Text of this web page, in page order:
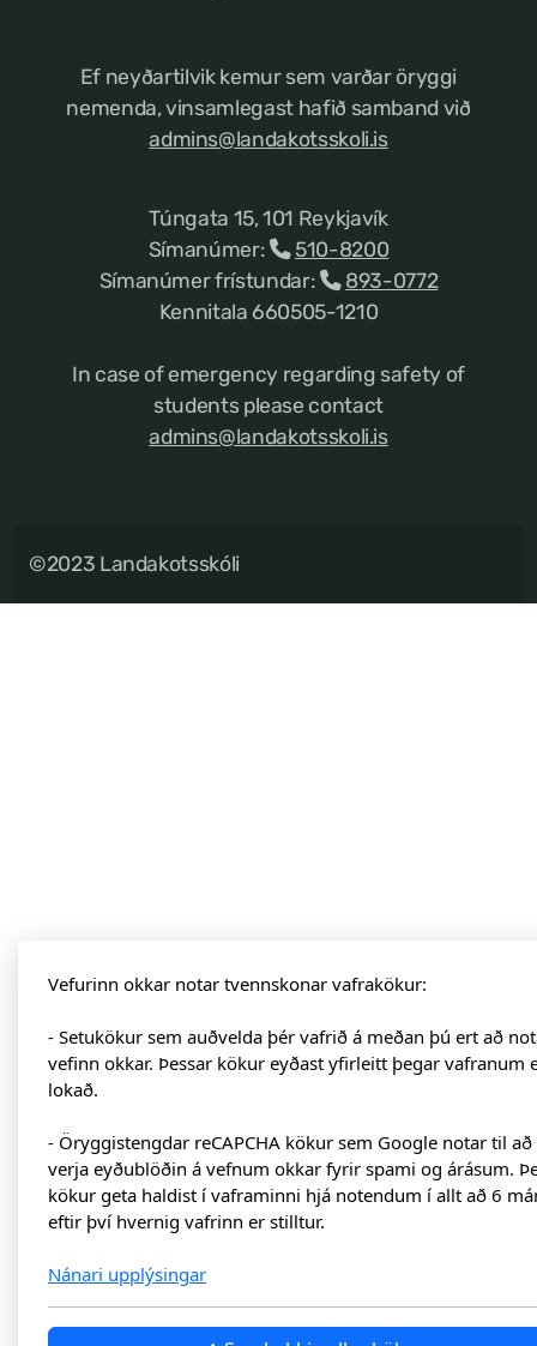
Ef neyðartilvik kemur sem varðar öryggi
nemenda, vinsamlegast hafið samband við
admins@landakotsskoli.is
Túngata 15, 101 Reykjavík
Símanúmer:
510-8200
Símanúmer frístundar:
893-0772
Kennitala 660505-1210
In case of emergency regarding safety of
students please contact
admins@landakotsskoli.is
©2023 Landakotsskóli
Vefurinn okkar notar tvennskonar vafrakökur:
- Setukökur sem auðvelda þér vafrið á meðan þú ert að
vefinn okkar. Þessar kökur eyðast yfirleitt þegar vafranum
lokað.
- Öryggistengdar reCAPCHA kökur sem Google notar til að
verja eyðublöðin á vefnum okkar fyrir spami og árásum.
kökur geta haldist í vaframinni hjá notendum í allt að 6
eftir því hvernig vafrinn er stilltur.
Nánari upplýsingar